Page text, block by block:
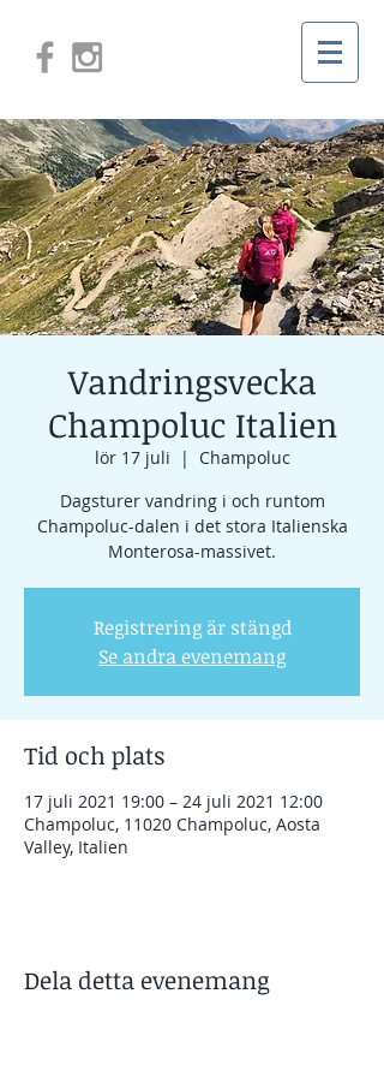
Vandringsvecka
Champoluc Italien
lör 17 juli
  |
Champoluc
Dagsturer vandring i och runtom
Champoluc-dalen i det stora Italienska
Monterosa-massivet.
Registrering är stängd
Se andra evenemang
Tid och plats
17 juli 2021 19:00 – 24 juli 2021 12:00
Champoluc, 11020 Champoluc, Aosta
Valley, Italien
Dela detta evenemang